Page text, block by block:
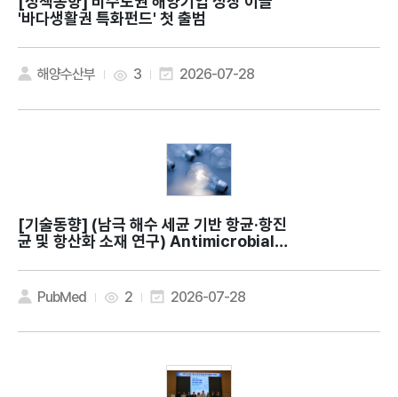
'바다생활권 특화펀드' 첫 출범
해양수산부 3 2026-07-28
[기술동향]
균 및 항산화 소재 연구) Antimicrobial a
obacterium phyllosphaerae KS504
39 isolated from Antarctic seawat
er
PubMed 2 2026-07-28